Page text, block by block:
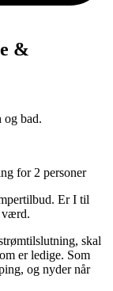
&
og bad.
for 2 personer
Er I til
værd.
skal
er ledige. Som
og nyder når